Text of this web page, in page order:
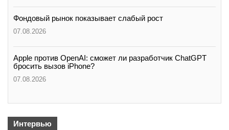
Фондовый рынок показывает слабый рост
07.08.2026
Apple против OpenAI: сможет ли разработчик ChatGPT
бросить вызов iPhone?
07.08.2026
Интервью